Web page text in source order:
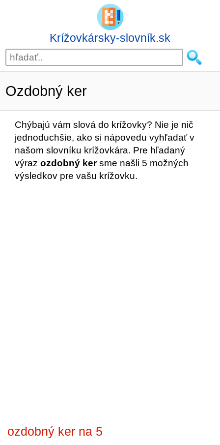
Krížovkársky-slovník.sk
Ozdobný ker
Chýbajú vám slová do krížovky? Nie je nič
jednoduchšie, ako si nápovedu vyhľadať v
našom slovníku krížovkára. Pre hľadaný
výraz ozdobný kersme našli 5 možných
výsledkov pre vašu krížovku.
ozdobný ker na 5